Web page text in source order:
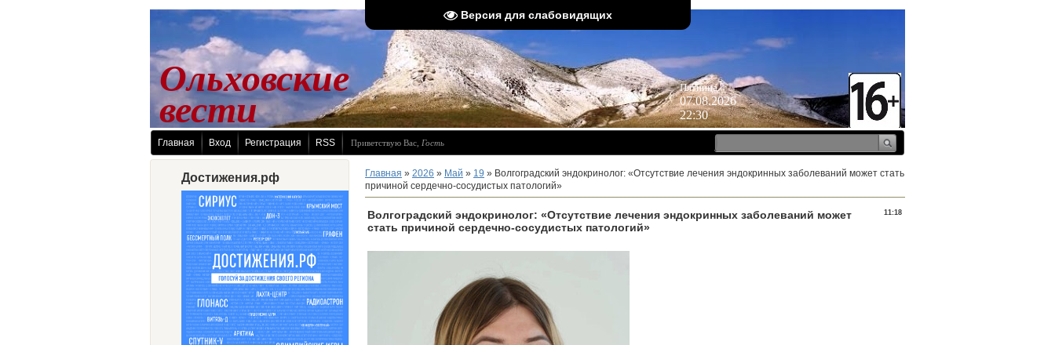
Версия для слабовидящих
Пятница
07.08.2026
22:30
Ольховские
вести
Главная Вход Регистрация RSS Приветствую Вас Гость
Достижения.рф Главная » 2026 » Май » 19 » Волгоградский эндокринолог: «Отсутствие лечения эндокринных заболеваний может стать
причиной сердечно-сосудистых патологий»
11:18
Волгоградский эндокринолог: «Отсутствие лечения эндокринных заболеваний может
стать причиной сердечно-сосудистых патологий»